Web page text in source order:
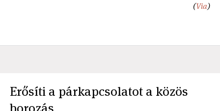
(Via)
Erősíti a párkapcsolatot a közös